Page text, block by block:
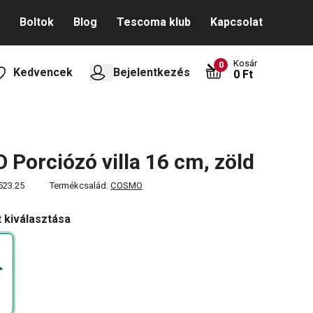
Boltok Blog Tescoma klub Kapcsolat
Kedvencek Bejelentkezés
0 Kosár
0 Ft
Porciózó villa 16 cm, zöld
Termékcsalád: COSMO
kiválasztása